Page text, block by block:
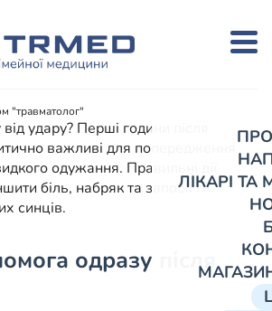
ЛІКАРІ
"травматолог"
удару? Перші години після
важливі для попередження
одужання. Правильні дії
біль, набряк та запобігти
синців.
одразу після